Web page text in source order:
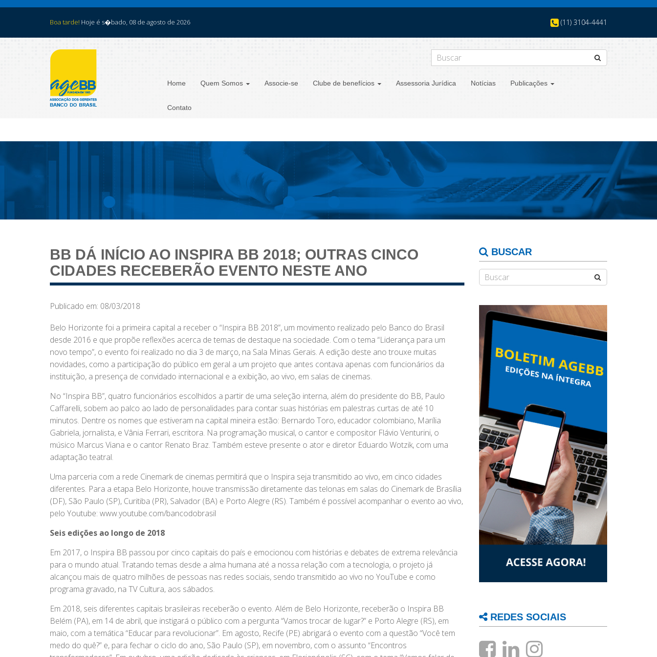
Boa tarde! Hoje é s�bado, 08 de agosto de 2026 (11) 3104-4441
Home Quem Somos Associe-se Clube de benefícios Assessoria Jurídica Notícias Publicações
Contato
BB DÁ INÍCIO AO INSPIRA BB 2018; OUTRAS CINCO
CIDADES RECEBERÃO EVENTO NESTE ANO
Publicado em: 08/03/2018
Belo Horizonte foi a primeira capital a receber o “Inspira BB 2018”, um movimento realizado pelo Banco do Brasil
desde 2016 e que propõe reflexões acerca de temas de destaque na sociedade. Com o tema “Liderança para um
novo tempo”, o evento foi realizado no dia 3 de março, na Sala Minas Gerais. A edição deste ano trouxe muitas
novidades, como a participação do público em geral a um projeto que antes contava apenas com funcionários da
instituição, a presença de convidado internacional e a exibição, ao vivo, em salas de cinemas.
No “Inspira BB”, quatro funcionários escolhidos a partir de uma seleção interna, além do presidente do BB, Paulo
Caffarelli, sobem ao palco ao lado de personalidades para contar suas histórias em palestras curtas de até 10
minutos. Dentre os nomes que estiveram na capital mineira estão: Bernardo Toro, educador colombiano, Marília
Gabriela, jornalista, e Vânia Ferrari, escritora. Na programação musical, o cantor e compositor Flávio Venturini, o
músico Marcus Viana e o cantor Renato Braz. Também esteve presente o ator e diretor Eduardo Wotzik, com uma
adaptação teatral.
Uma parceria com a rede Cinemark de cinemas permitirá que o Inspira seja transmitido ao vivo, em cinco cidades
diferentes. Para a etapa Belo Horizonte, houve transmissão diretamente das telonas em salas do Cinemark de Brasília
(DF), São Paulo (SP), Curitiba (PR), Salvador (BA) e Porto Alegre (RS). Também é possível acompanhar o evento ao vivo,
pelo Youtube: www.youtube.com/bancodobrasil
Seis edições ao longo de 2018
Em 2017, o Inspira BB passou por cinco capitais do país e emocionou com histórias e debates de extrema relevância
para o mundo atual. Tratando temas desde a alma humana até a nossa relação com a tecnologia, o projeto já
alcançou mais de quatro milhões de pessoas nas redes sociais, sendo transmitido ao vivo no YouTube e como
programa gravado, na TV Cultura, aos sábados.
Em 2018, seis diferentes capitais brasileiras receberão o evento. Além de Belo Horizonte, receberão o Inspira BB
Belém (PA), em 14 de abril, que instigará o público com a pergunta “Vamos trocar de lugar?” e Porto Alegre (RS), em
maio, com a temática “Educar para revolucionar”. Em agosto, Recife (PE) abrigará o evento com a questão “Você tem
medo do quê?” e, para fechar o ciclo do ano, São Paulo (SP), em novembro, com o assunto “Encontros
BUSCAR
REDES SOCIAIS